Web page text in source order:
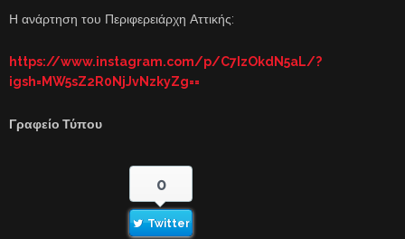
Η ανάρτηση του Περιφερειάρχη Αττικής:
https://www.instagram.com/p/C7IzOkdN5aL/?
igsh=MW5sZ2R0NjJvNzkyZg==
Γραφείο Τύπου
0
Twitter